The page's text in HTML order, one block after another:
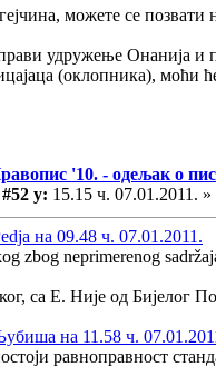
можете се
удружење Онанија и
(оклопника), моћи
'10. - одељак о
у: 15.15 ч. 07.01.2011. »
на 09.48 ч. 07.01.2011.
zbog neprimerenog
са Е. Није од Бијелог
на 11.58 ч.
равноправност